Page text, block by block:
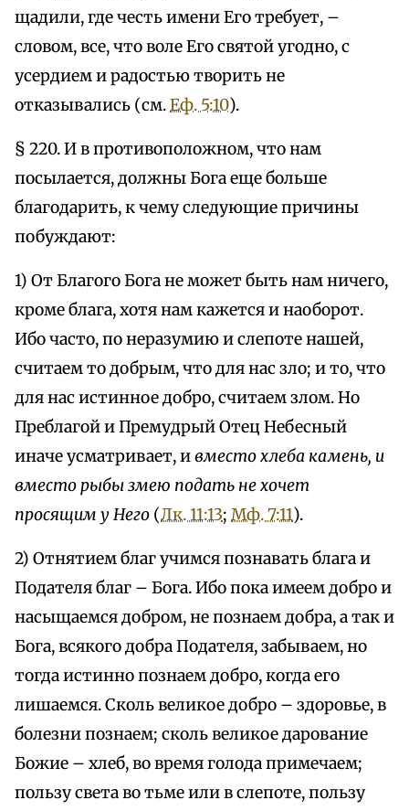
щадили, где честь имени Его требует, –
словом, все, что воле Его святой угодно, с
усердием и радостью творить не
отказывались (см.Еф. 5:10).
§ 220. И в противоположном, что нам
посылается, должны Бога еще больше
благодарить, к чему следующие причины
побуждают:
1) От Благого Бога не может быть нам ничего,
кроме блага, хотя нам кажется и наоборот.
Ибо часто, по неразумию и слепоте нашей,
считаем то добрым, что для нас зло; и то, что
для нас истинное добро, считаем злом. Но
Преблагой и Премудрый Отец Небесный
иначе усматривает, ивместо хлеба камень, и
вместо рыбы змею подать не хочет
просящим у Него (Лк. 11:13; Мф. 7:11).
2) Отнятием благ учимся познавать блага и
Подателя благ – Бога. Ибо пока имеем добро и
насыщаемся добром, не познаем добра, а так и
Бога, всякого добра Подателя, забываем, но
тогда истинно познаем добро, когда его
лишаемся. Сколь великое добро – здоровье, в
болезни познаем; сколь великое дарование
Божие – хлеб, во время голода примечаем;
пользу света во тьме или в слепоте, пользу